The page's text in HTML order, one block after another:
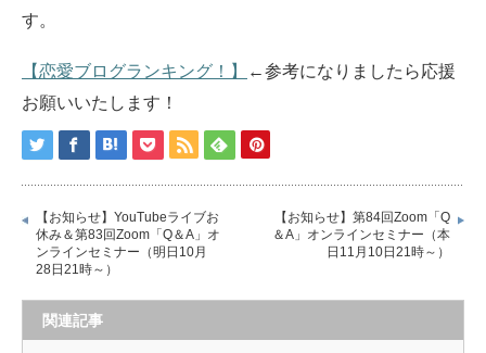
す。
【恋愛ブログランキング！】
←参考になりましたら応援
お願いいたします！
【お知らせ】YouTubeライブお
休み＆第83回Zoom「Q＆A」オ
ンラインセミナー（明日10月
28日21時～）
【お知らせ】第84回Zoom「Q
＆A」オンラインセミナー（本
日11月10日21時～）
関連記事